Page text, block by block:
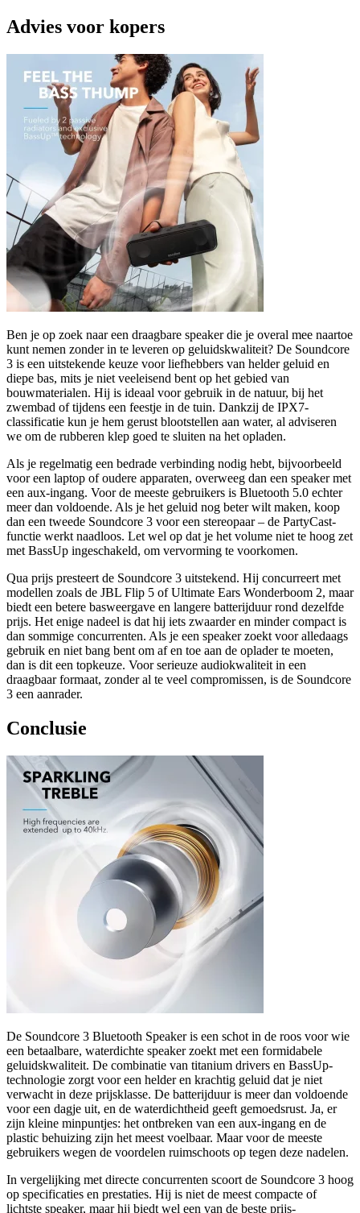
Advies voor kopers
Ben je op zoek naar een draagbare speaker die je overal mee naartoe
kunt nemen zonder in te leveren op geluidskwaliteit? De Soundcore
3 is een uitstekende keuze voor liefhebbers van helder geluid en
diepe bas, mits je niet veeleisend bent op het gebied van
bouwmaterialen. Hij is ideaal voor gebruik in de natuur, bij het
zwembad of tijdens een feestje in de tuin. Dankzij de IPX7-
classificatie kun je hem gerust blootstellen aan water, al adviseren
we om de rubberen klep goed te sluiten na het opladen.
Als je regelmatig een bedrade verbinding nodig hebt, bijvoorbeeld
voor een laptop of oudere apparaten, overweeg dan een speaker met
een aux-ingang. Voor de meeste gebruikers is Bluetooth 5.0 echter
meer dan voldoende. Als je het geluid nog beter wilt maken, koop
dan een tweede Soundcore 3 voor een stereopaar – de PartyCast-
functie werkt naadloos. Let wel op dat je het volume niet te hoog zet
met BassUp ingeschakeld, om vervorming te voorkomen.
Qua prijs presteert de Soundcore 3 uitstekend. Hij concurreert met
modellen zoals de JBL Flip 5 of Ultimate Ears Wonderboom 2, maar
biedt een betere basweergave en langere batterijduur rond dezelfde
prijs. Het enige nadeel is dat hij iets zwaarder en minder compact is
dan sommige concurrenten. Als je een speaker zoekt voor alledaags
gebruik en niet bang bent om af en toe aan de oplader te moeten,
dan is dit een topkeuze. Voor serieuze audiokwaliteit in een
draagbaar formaat, zonder al te veel compromissen, is de Soundcore
3 een aanrader.
Conclusie
De Soundcore 3 Bluetooth Speaker is een schot in de roos voor wie
een betaalbare, waterdichte speaker zoekt met een formidabele
geluidskwaliteit. De combinatie van titanium drivers en BassUp-
technologie zorgt voor een helder en krachtig geluid dat je niet
verwacht in deze prijsklasse. De batterijduur is meer dan voldoende
voor een dagje uit, en de waterdichtheid geeft gemoedsrust. Ja, er
zijn kleine minpuntjes: het ontbreken van een aux-ingang en de
plastic behuizing zijn het meest voelbaar. Maar voor de meeste
gebruikers wegen de voordelen ruimschoots op tegen deze nadelen.
In vergelijking met directe concurrenten scoort de Soundcore 3 hoog
op specificaties en prestaties. Hij is niet de meest compacte of
lichtste speaker, maar hij biedt wel een van de beste prijs-